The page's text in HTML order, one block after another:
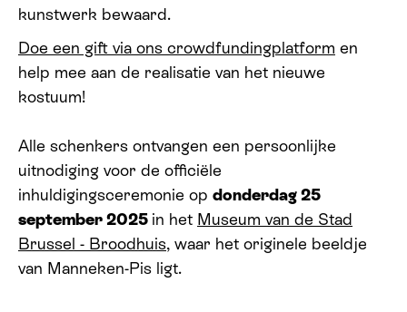
kunstwerk bewaard.
Doe een gift via ons crowdfundingplatform en
help mee aan de realisatie van het nieuwe
kostuum!
Alle schenkers ontvangen een persoonlijke
uitnodiging voor de officiële
inhuldigingsceremonie op donderdag 25
september 2025 in het Museum van de Stad
Brussel - Broodhuis, waar het originele beeldje
van Manneken-Pis ligt.